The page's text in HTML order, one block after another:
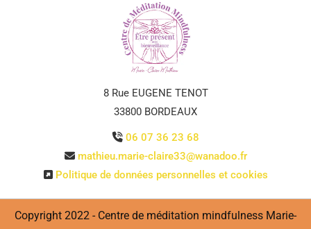
8 Rue EUGENE TENOT
33800 BORDEAUX
 06 07 36 23 68
 mathieu.marie-claire33@wanadoo.fr
 Politique de données personnelles et cookies
Copyright 2022 - Centre de méditation mindfulness Marie-